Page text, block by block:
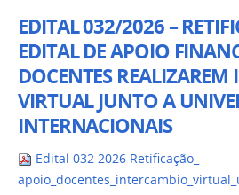
EDITAL 032/2026 –
EDITAL DE APOIO
DOCENTES
VIRTUAL JUNTO A
INTERNACIONAIS
Edital 032 2026 Retificação_